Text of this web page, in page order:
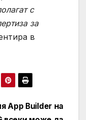
с
за
в
App Builder на